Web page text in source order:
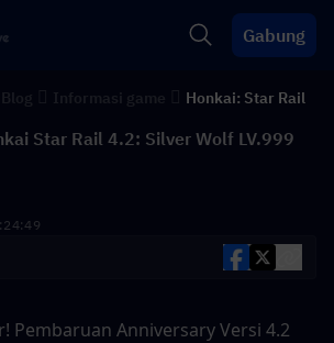
Gabung
Honkai: Star Rail
Star Rail 4.2: Silver Wolf LV.999
Pembaruan Anniversary Versi 4.2